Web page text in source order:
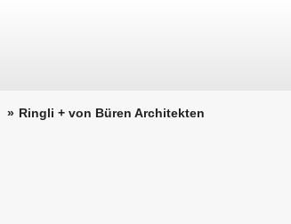
Ringli + von Büren Architekten